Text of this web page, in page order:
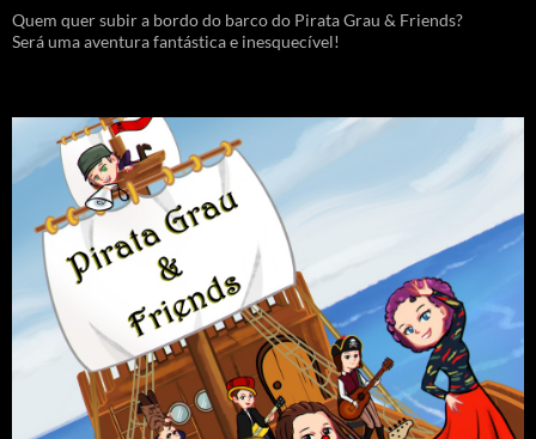
Quem quer subir a bordo do barco do Pirata Grau & Friends?
Será uma aventura fantástica e inesquecível!